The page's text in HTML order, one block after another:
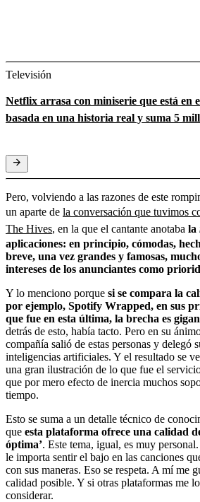
Televisión
Netflix arrasa con miniserie que está en
basada en una historia real y suma 5
Pero, volviendo a las razones de este
un aparte de la conversación que tuvimos
The Hives, en la que el cantante anotaba la
aplicaciones: en principio, cómodas,
breve, una vez grandes y famosas,
intereses de los anunciantes como
Y lo menciono porque si se compara la
por ejemplo, Spotify Wrapped, en sus
que fue en esta última, la brecha es
detrás de esto, había tacto. Pero en su
compañía salió de estas personas y delegó
inteligencias artificiales. Y el resultado se
una gran ilustración de lo que fue el
que por mero efecto de inercia muchos
tiempo.
Esto se suma a un detalle técnico de
que esta plataforma ofrece una calidad
óptima’. Este tema, igual, es muy
le importa sentir el bajo en las canciones
con sus maneras. Eso se respeta. A mí me
calidad posible. Y si otras plataformas me
considerar.